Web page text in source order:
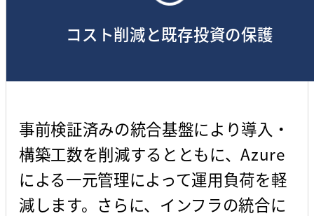
コスト削減と既存投資の保護
事前検証済みの統合基盤により導入・
構築工数を削減するとともに、Azure
による一元管理によって運用負荷を軽
減します。さらに、インフラの統合に